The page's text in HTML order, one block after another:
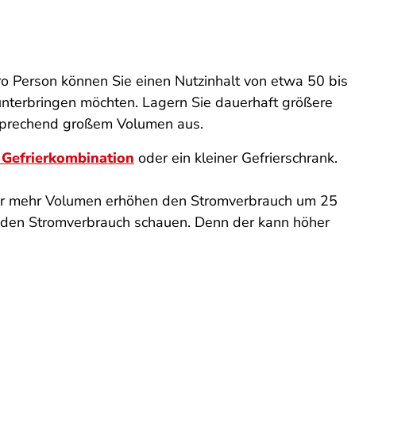
Person können Sie einen Nutzinhalt von etwa 50 bis
möchten. Lagern Sie dauerhaft größere
großem Volumen aus.
oder ein kleiner Gefrierschrank.
Volumen erhöhen den Stromverbrauch um 25
Stromverbrauch schauen. Denn der kann höher